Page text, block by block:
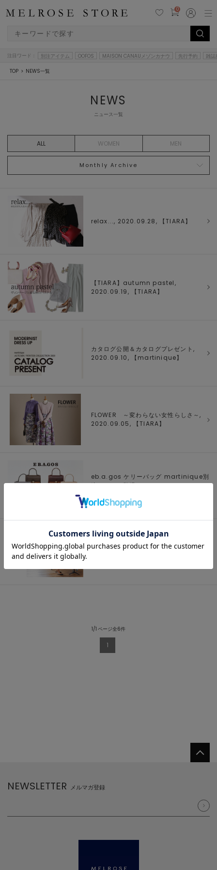
0
注目ワード： 別注アイテム OOFOS MAISON CANAUメゾンカナウ 先行予約 雑誌
TOP NEWS一覧
NEWS
ニュース一覧
ALL WOMEN MEN
Monthly Archive
relax..., 2020.09.28, 【TIARA】
【TIARA】autumn pastel,
2020.09.19, 【TIARA】
カタログ公開＆カタログプレゼント,
2020.09.10, 【 martinique】
FLOWER ～変わらない女性らしさ～,
2020.09.05, 【TIARA】
eb.a.gos ケリーバッグ martinique別
注カラーも登場！, 2020.09.02,
MADISONBLUE×martinique 20th
Anniversary Exclusive, 2020.09.01,
1/1 ページ全6件
1
NEWSLETTER メルマガ登録